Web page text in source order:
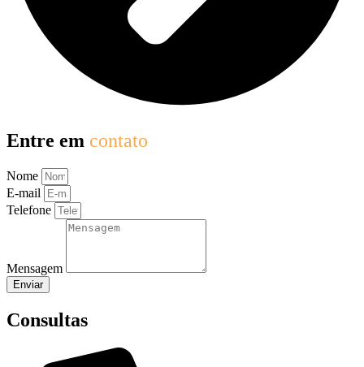
Entre em contato
Nome
E-mail
Telefone
Mensagem
Enviar
Consultas